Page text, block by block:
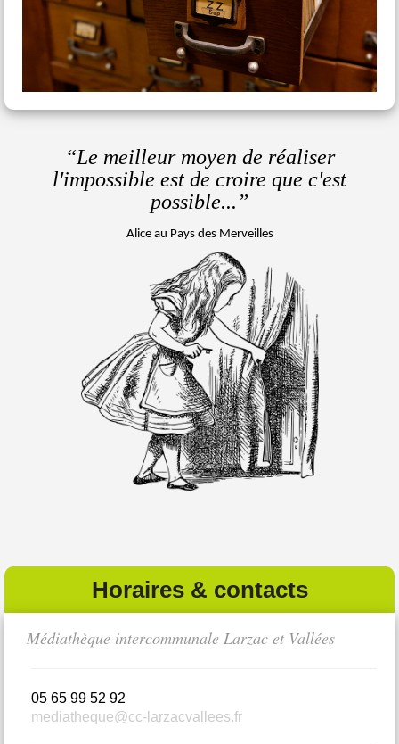
“Le meilleur moyen de réaliser
l'impossible est de croire que c'est
possible...”
Alice au Pays des Merveilles
Horaires & contacts
Médiathèque intercommunale Larzac et Vallées
05 65 99 52 92
mediatheque@cc-larzacvallees.fr